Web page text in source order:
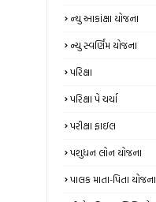
ન્‍યુ આકાંક્ષા યોજના
ન્યુ સ્‍વર્ણિમ યોજના
પરિક્ષા
પરિક્ષા પે ચર્ચા
પરીક્ષા ફાઇલ
પશુધન લોન યોજના
પાલક માતા-પિતા યોજના